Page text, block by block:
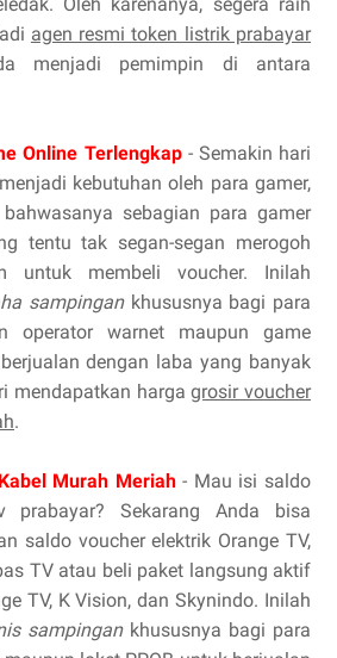
agen resmi token listrik prabayar
menjadi pemimpin di antara
Online Terlengkap- Semakin hari
kebutuhan oleh para gamer,
sebagian para gamer
tentu tak segan-segan merogoh
untuk membeli voucher. Inilah
sampingankhususnya bagi para
operator warnet maupun game
dengan laba yang banyak
mendapatkan hargagrosir voucher
.
Murah Meriah- Mau isi saldo
Sekarang Anda bisa
saldo voucher elektrik Orange TV,
TV atau beli paket langsung aktif
TV, K Vision, dan Skynindo. Inilah
sampingankhususnya bagi para